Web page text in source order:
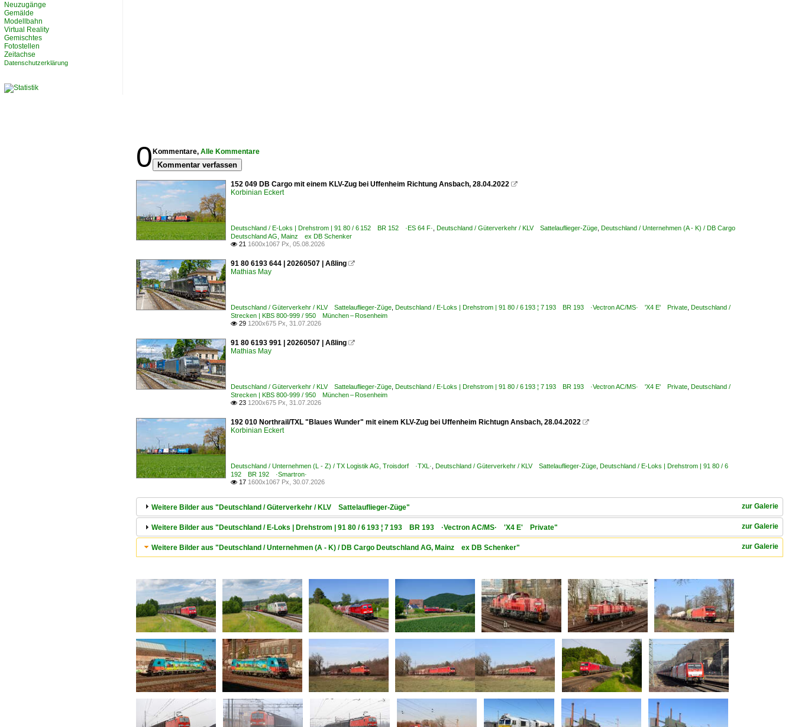
0 Kommentare, Alle Kommentare
Kommentar verfassen
152 049 DB Cargo mit einem KLV-Zug bei Uffenheim Richtung Ansbach, 28.04.2022 
Korbinian Eckert
Deutschland / E-Loks | Drehstrom | 91 80 / 6 152 BR 152 ·ES 64 F· Deutschland / Güterverkehr / KLV Sattelauflieger-Züge Deutschland / Unternehmen (A - K) / DB Cargo
Deutschland AG, Mainz ex DB Schenker
 21 1600x1067 Px, 05.08.2026
91 80 6193 644 | 20260507 | Aßling 
Mathias May
Deutschland / Güterverkehr / KLV Sattelauflieger-Züge Deutschland / E-Loks | Drehstrom | 91 80 / 6 193 ¦ 7 193 BR 193 ·Vectron AC/MS· 'X4 E' Private Deutschland /
Strecken | KBS 800-999 / 950 München – Rosenheim
 29 1200x675 Px, 31.07.2026
91 80 6193 991 | 20260507 | Aßling 
Mathias May
Deutschland / Güterverkehr / KLV Sattelauflieger-Züge Deutschland / E-Loks | Drehstrom | 91 80 / 6 193 ¦ 7 193 BR 193 ·Vectron AC/MS· 'X4 E' Private Deutschland /
Strecken | KBS 800-999 / 950 München – Rosenheim
 23 1200x675 Px, 31.07.2026
192 010 Northrail/TXL "Blaues Wunder" mit einem KLV-Zug bei Uffenheim Richtugn Ansbach, 28.04.2022 
Korbinian Eckert
Deutschland / Unternehmen (L - Z) / TX Logistik AG, Troisdorf ·TXL· Deutschland / Güterverkehr / KLV Sattelauflieger-Züge Deutschland / E-Loks | Drehstrom | 91 80 / 6
192 BR 192 ·Smartron·
 17 1600x1067 Px, 30.07.2026
zur Galerie
Weitere Bilder aus "Deutschland / Güterverkehr / KLV Sattelauflieger-Züge"
zur Galerie
Weitere Bilder aus "Deutschland / E-Loks | Drehstrom | 91 80 / 6 193 ¦ 7 193 BR 193 ·Vectron AC/MS· 'X4 E' Private"
zur Galerie
Weitere Bilder aus "Deutschland / Unternehmen (A - K) / DB Cargo Deutschland AG, Mainz ex DB Schenker"
Neuzugänge
Gemälde
Modellbahn
Virtual Reality
Gemischtes
Fotostellen
Zeitachse
Datenschutzerklärung